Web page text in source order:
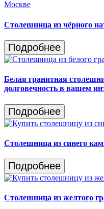
Столешница из чёрного
Подробнее
Белая гранитная
долговечность в вашем
Подробнее
Столешница из синего
Подробнее
Столешница из желтого